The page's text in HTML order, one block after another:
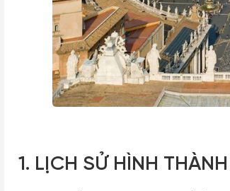
1. LỊCH SỬ HÌNH THÀNH